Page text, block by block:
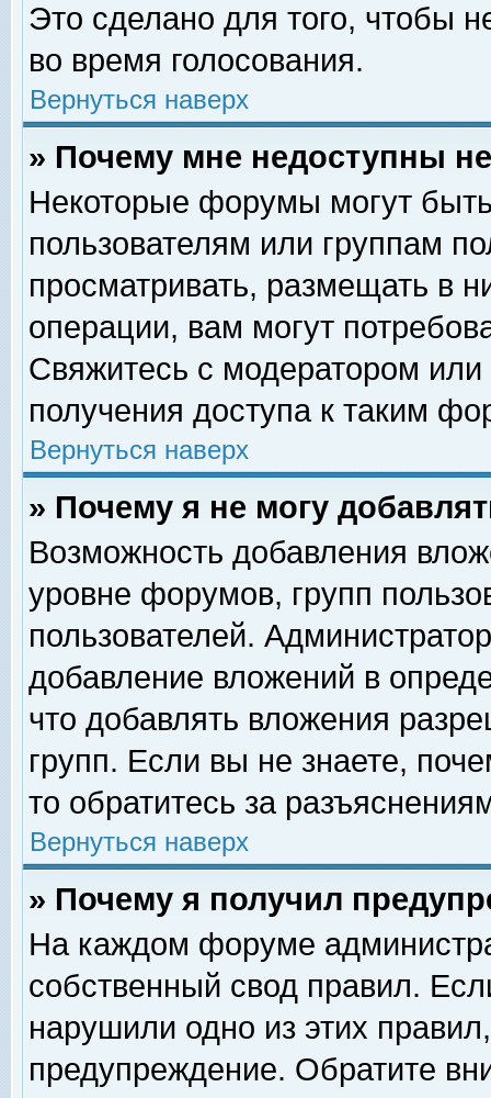
Это сделано для того, чтобы
во время голосования.
Вернуться наверх
» Почему мне недоступны
Некоторые форумы могут
пользователям или группам
просматривать, размещать в
операции, вам могут
Свяжитесь с модератором
получения доступа к таким
Вернуться наверх
» Почему я не могу
Возможность добавления
уровне форумов, групп
пользователей.
добавление вложений в
что добавлять вложения
групп. Если вы не знаете,
то обратитесь за
Вернуться наверх
» Почему я получил
На каждом форуме
собственный свод правил.
нарушили одно из этих
предупреждение. Обратите